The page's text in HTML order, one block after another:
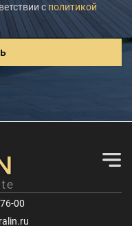
сполитикой
00